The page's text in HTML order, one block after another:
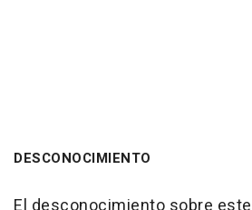
DESCONOCIMIENTO